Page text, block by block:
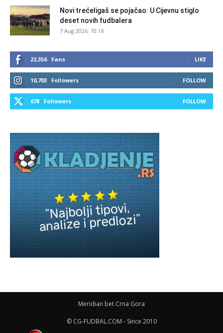
Novi trećeligaš se pojačao: U Cijevnu stiglo
deset novih fudbalera
7 Aug 2026. 10:16
22,356 Fans LIKE
10,703 Followers FOLLOW
678 Followers FOLLOW
Meridian bet Crna Gora
© CG-FUDBAL.COM - Since 2010